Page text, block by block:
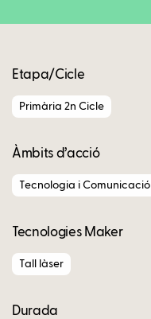
Etapa/Cicle
Primària 2n Cicle
Àmbits d’acció
Tecnologia i Comunicació
Tecnologies Maker
Tall làser
Durada